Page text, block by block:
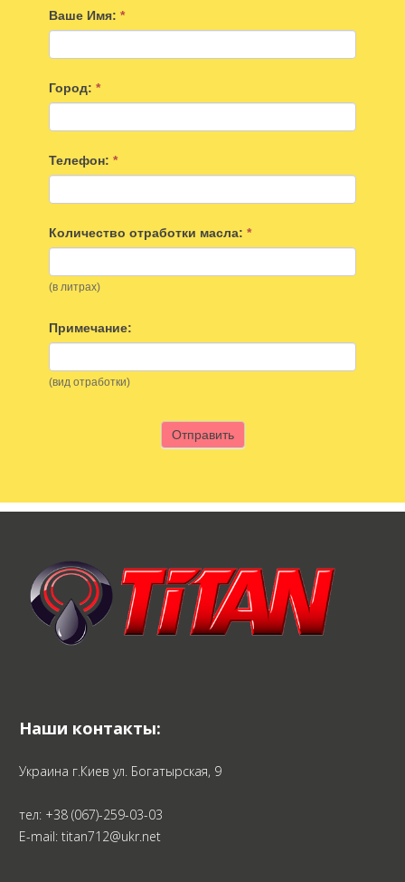
Ваше Имя: *
Город: *
Телефон: *
Количество отработки масла: *
(в литрах)
Примечание:
(вид отработки)
Отправить
Наши контакты:
Украина г.Киев ул. Богатырская, 9
тел: +38 (067)-259-03-03
E-mail: titan712@ukr.net